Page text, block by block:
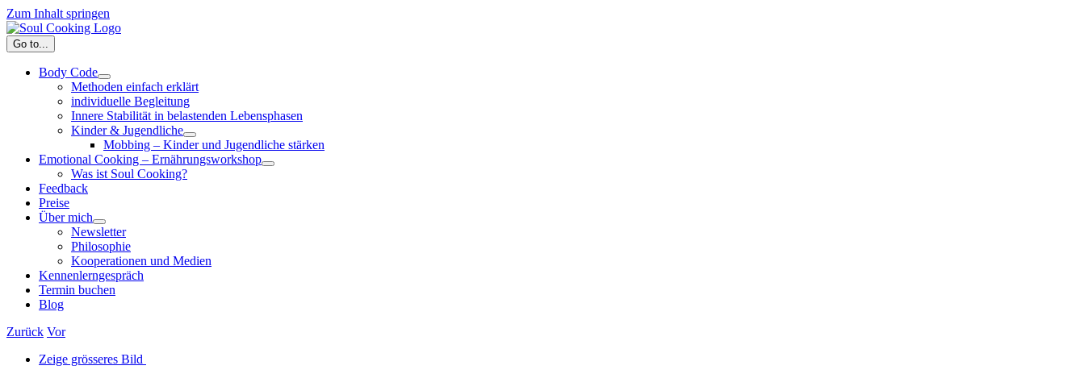
Zum Inhalt springen
Go to...
Body Code
Methoden einfach erklärt
individuelle Begleitung
Innere Stabilität in belastenden Lebensphasen
Kinder & Jugendliche
Mobbing – Kinder und Jugendliche stärken
Emotional Cooking – Ernährungsworkshop
Was ist Soul Cooking?
Feedback
Preise
Über mich
Newsletter
Philosophie
Kooperationen und Medien
Kennenlerngespräch
Termin buchen
Blog
Zurück Vor
Zeige grösseres Bild